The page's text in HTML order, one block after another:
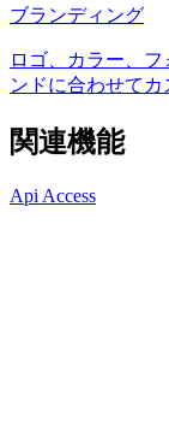
ブランディング
ロゴ、カラー、
ンドに合わせてカ
関連機能
Api Access